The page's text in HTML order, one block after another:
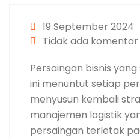
19 September 2024
Tidak ada komentar
Persaingan bisnis
ini menuntut setiap
menyusun kembali
manajemen logistik
persaingan terletak